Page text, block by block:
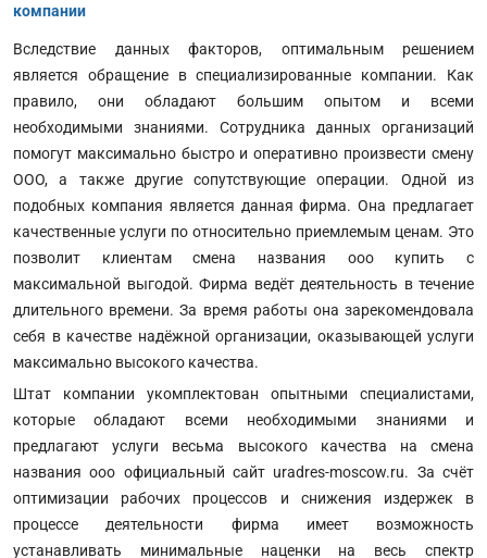
компании
Вследствие данных факторов, оптимальным решением
является обращение в специализированные компании. Как
правило, они обладают большим опытом и всеми
необходимыми знаниями. Сотрудника данных организаций
помогут максимально быстро и оперативно произвести смену
ООО, а также другие сопутствующие операции. Одной из
подобных компания является данная фирма. Она предлагает
качественные услуги по относительно приемлемым ценам. Это
позволит клиентам смена названия ооо купить с
максимальной выгодой. Фирма ведёт деятельность в течение
длительного времени. За время работы она зарекомендовала
себя в качестве надёжной организации, оказывающей услуги
максимально высокого качества.
Штат компании укомплектован опытными специалистами,
которые обладают всеми необходимыми знаниями и
предлагают услуги весьма высокого качества на смена
названия ооо официальный сайт uradres-moscow.ru. За счёт
оптимизации рабочих процессов и снижения издержек в
процессе деятельности фирма имеет возможность
устанавливать минимальные наценки на весь спектр